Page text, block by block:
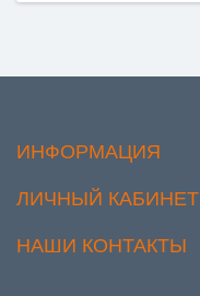
ИНФОРМАЦИЯ
ЛИЧНЫЙ КАБИНЕТ
НАШИ КОНТАКТЫ